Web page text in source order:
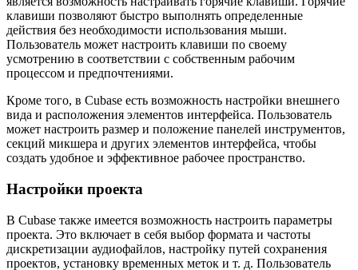
клавиши позволяют быстро выполнять определенные
действия без необходимости использования мыши.
Пользователь может настроить клавиши по своему
усмотрению в соответствии с собственным рабочим
процессом и предпочтениями.
Кроме того, в Cubase есть возможность настройки внешнего
вида и расположения элементов интерфейса. Пользователь
может настроить размер и положение панелей инструментов,
секций микшера и других элементов интерфейса, чтобы
создать удобное и эффективное рабочее пространство.
Настройки проекта
В Cubase также имеется возможность настроить параметры
проекта. Это включает в себя выбор формата и частоты
дискретизации аудиофайлов, настройку путей сохранения
проектов, установку временных меток и т. д. Пользователь